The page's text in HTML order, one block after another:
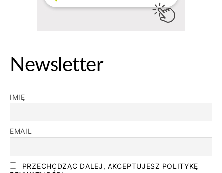
Newsletter
IMIĘ
EMAIL
PRZECHODZĄC DALEJ, AKCEPTUJESZ POLITYKĘ